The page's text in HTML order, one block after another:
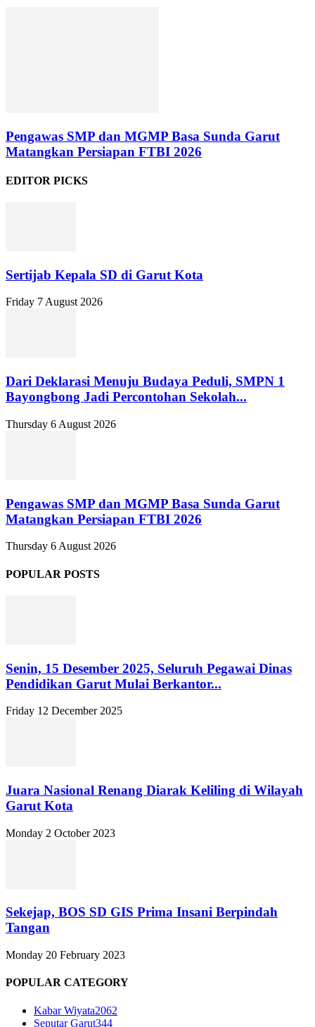
Pengawas SMP dan MGMP Basa Sunda Garut
Matangkan Persiapan FTBI 2026
EDITOR PICKS
Sertijab Kepala SD di Garut Kota
Friday 7 August 2026
Dari Deklarasi Menuju Budaya Peduli, SMPN 1
Bayongbong Jadi Percontohan Sekolah...
Thursday 6 August 2026
Pengawas SMP dan MGMP Basa Sunda Garut
Matangkan Persiapan FTBI 2026
Thursday 6 August 2026
POPULAR POSTS
Senin, 15 Desember 2025, Seluruh Pegawai Dinas
Pendidikan Garut Mulai Berkantor...
Friday 12 December 2025
Juara Nasional Renang Diarak Keliling di Wilayah
Garut Kota
Monday 2 October 2023
Sekejap, BOS SD GIS Prima Insani Berpindah
Tangan
Monday 20 February 2023
POPULAR CATEGORY
Kabar Wiyata2062
Seputar Garut344